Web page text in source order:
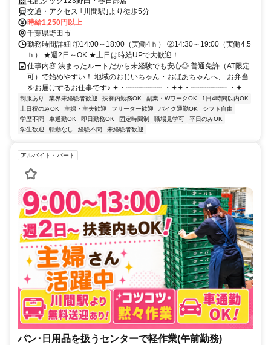
交通・アクセス ｢川間駅｣より徒歩5分
時給1,250円以上
千葉県野田市
勤務時間詳細 ①14:00～18:00（実働4ｈ） ②14:30～19:00（実働4.5
ｈ） ★週2日～OK ★土日は時給UPで大歓迎！
仕事内容 決まったルートだから未経験でも安心◎ 普通免許（AT限定
可）で始めやすい！ 地域のおじいちゃん・おばあちゃんへ、 お弁当
をお届けするお仕事です♪ ✦・┈┈┈┈┈ ・✦✦・┈┈┈┈┈ ・✦...
制服あり 業界未経験者歓迎 扶養内勤務OK 副業・WワークOK
1日4時間以内OK
土日祝のみOK
主婦・主夫歓迎 フリーター歓迎 バイク通勤OK
シフト自由
学歴不問
車通勤OK 即日勤務OK 固定時間制 職場見学可
平日のみOK
学生歓迎
転勤なし 経験不問 未経験者歓迎
アルバイト・パート
パン･日用品を扱うセンターで軽作業(午前勤務)